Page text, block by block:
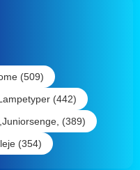
(509)
(442)
(389)
(354)